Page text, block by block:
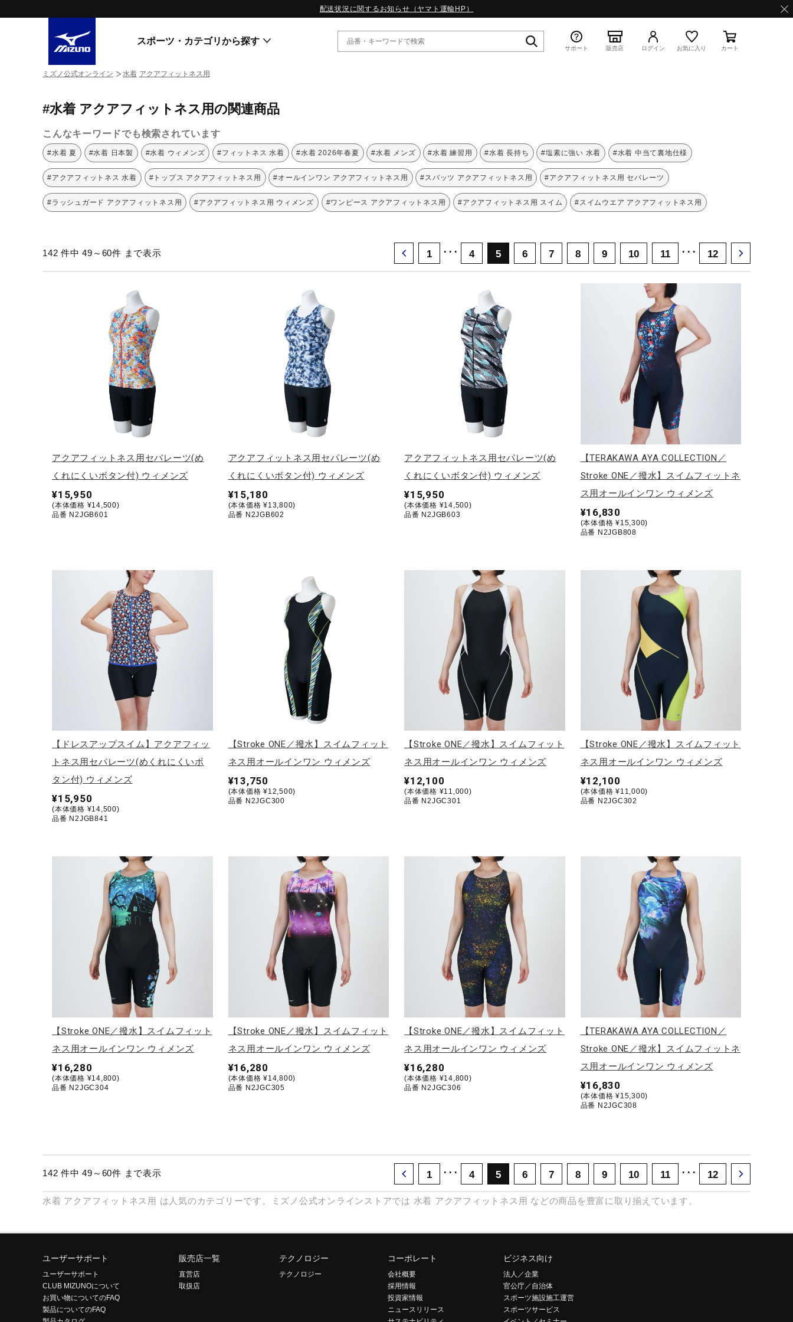
配送状況に関するお知らせ（ヤマト運輸HP）
スポーツ・カテゴリから探す
ライフスタイルウエア
ランニング
サッカー／フットサル
野球
バレーボール
ウィンタースポーツ
ライフスタイルグッズ
インナー
寝具／ミズノスリープ
ジュニア／キッズ
メディカル
コラボ／ライセンス
WAVE PROPHECY
MORELIA LS
WAVE RIDER
MXR
ゴアテックス
コラボレーション
その他シリーズ
W.PROPHECY1｜特集
WP MAGIC MITA｜特集
WP STRAP｜特集
スペシャルカラーパック｜特集
WP STRAP 2｜特集
マーガレット・ハウエル｜特集
WAVE PROPHECY 13.2
サポート 販売店 ログイン お気に入り カート
ミズノ公式オンライン 水着 アクアフィットネス用
#水着 アクアフィットネス用の関連商品
こんなキーワードでも検索されています
#水着 夏 #水着 日本製 #水着 ウィメンズ #フィットネス 水着 #水着 2026年春夏 #水着 メンズ #水着 練習用 #水着 長持ち #塩素に強い 水着 #水着 中当て裏地仕様
#アクアフィットネス 水着 #トップス アクアフィットネス用 #オールインワン アクアフィットネス用 #スパッツ アクアフィットネス用 #アクアフィットネス用 セパレーツ
#ラッシュガード アクアフィットネス用 #アクアフィットネス用 ウィメンズ #ワンピース アクアフィットネス用 #アクアフィットネス用 スイム #スイムウエア アクアフィットネス用
142 件中 49～60件 まで表示 1 ･･･ 4 5 6 7 8 9 10 11 ･･･ 12
アクアフィットネス用セパレーツ(め
くれにくいボタン付) ウィメンズ
¥15,950
(本体価格 ¥14,500)
品番 N2JGB601
アクアフィットネス用セパレーツ(め
くれにくいボタン付) ウィメンズ
¥15,180
(本体価格 ¥13,800)
品番 N2JGB602
アクアフィットネス用セパレーツ(め
くれにくいボタン付) ウィメンズ
¥15,950
(本体価格 ¥14,500)
品番 N2JGB603
【TERAKAWA AYA COLLECTION／
Stroke ONE／撥水】スイムフィットネ
ス用オールインワン ウィメンズ
¥16,830
(本体価格 ¥15,300)
品番 N2JGB808
【ドレスアップスイム】アクアフィッ
トネス用セパレーツ(めくれにくいボ
タン付) ウィメンズ
¥15,950
(本体価格 ¥14,500)
品番 N2JGB841
【Stroke ONE／撥水】スイムフィット
ネス用オールインワン ウィメンズ
¥13,750
(本体価格 ¥12,500)
品番 N2JGC300
【Stroke ONE／撥水】スイムフィット
ネス用オールインワン ウィメンズ
¥12,100
(本体価格 ¥11,000)
品番 N2JGC301
【Stroke ONE／撥水】スイムフィット
ネス用オールインワン ウィメンズ
¥12,100
(本体価格 ¥11,000)
品番 N2JGC302
【Stroke ONE／撥水】スイムフィット
ネス用オールインワン ウィメンズ
¥16,280
(本体価格 ¥14,800)
品番 N2JGC304
【Stroke ONE／撥水】スイムフィット
ネス用オールインワン ウィメンズ
¥16,280
(本体価格 ¥14,800)
品番 N2JGC305
【Stroke ONE／撥水】スイムフィット
ネス用オールインワン ウィメンズ
¥16,280
(本体価格 ¥14,800)
品番 N2JGC306
【TERAKAWA AYA COLLECTION／
Stroke ONE／撥水】スイムフィットネ
ス用オールインワン ウィメンズ
¥16,830
(本体価格 ¥15,300)
品番 N2JGC308
142 件中 49～60件 まで表示 1 ･･･ 4 5 6 7 8 9 10 11 ･･･ 12
水着 アクアフィットネス用 は人気のカテゴリーです。ミズノ公式オンラインストアでは 水着 アクアフィットネス用 などの商品を豊富に取り揃えています。
ユーザーサポート
ユーザーサポート
CLUB MIZUNOについて
お買い物についてのFAQ
製品についてのFAQ
販売店一覧
直営店
取扱店
テクノロジー
テクノロジー
コーポレート
会社概要
採用情報
投資家情報
ニュースリリース
ビジネス向け
法人／企業
官公庁／自治体
スポーツ施設施工運営
スポーツサービス